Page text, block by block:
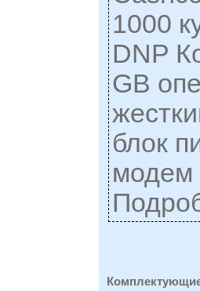
1000
DNP
GB
блок
модем